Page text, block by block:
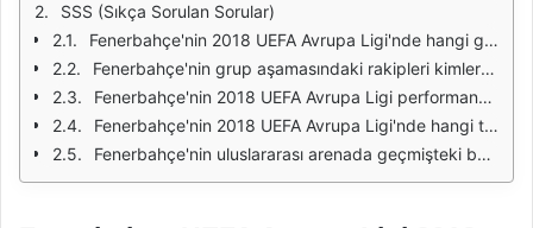
SSS (Sıkça Sorulan Sorular)
Fenerbahçe'nin 2018 UEFA Avrupa Ligi'nde hangi grupta yer aldı?
Fenerbahçe'nin grup aşamasındaki rakipleri kimlerdi?
Fenerbahçe'nin 2018 UEFA Avrupa Ligi performansı nasıldı?
Fenerbahçe'nin 2018 UEFA Avrupa Ligi'nde hangi torbada yer aldığı?
Fenerbahçe'nin uluslararası arenada geçmişteki başarıları nelerdir?